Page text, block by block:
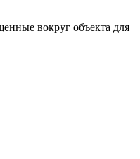
вокруг объекта для